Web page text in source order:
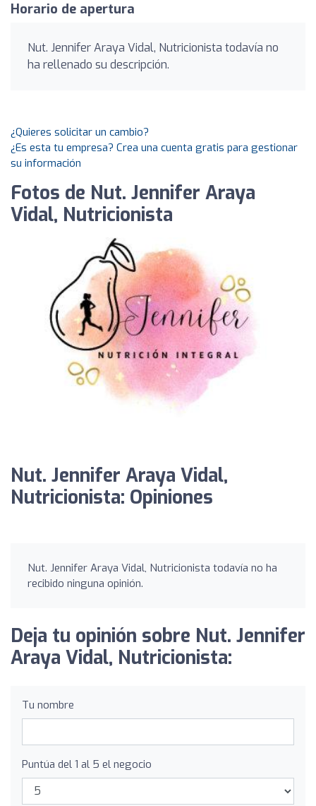
Horario de apertura
Nut. Jennifer Araya Vidal, Nutricionista todavía no
ha rellenado su descripción.
¿Quieres solicitar un cambio?
¿Es esta tu empresa? Crea una cuenta gratis para gestionar
su información
Fotos de Nut. Jennifer Araya
Vidal, Nutricionista
Nut. Jennifer Araya Vidal,
Nutricionista: Opiniones
Nut. Jennifer Araya Vidal, Nutricionista todavía no ha
recibido ninguna opinión.
Deja tu opinión sobre Nut. Jennifer
Araya Vidal, Nutricionista:
Tu nombre
Puntúa del 1 al 5 el negocio